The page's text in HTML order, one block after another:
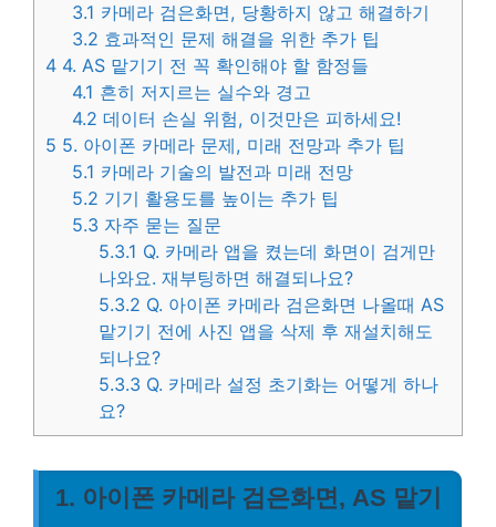
3.1 카메라 검은화면, 당황하지 않고 해결하기
3.2 효과적인 문제 해결을 위한 추가 팁
4 4. AS 맡기기 전 꼭 확인해야 할 함정들
4.1 흔히 저지르는 실수와 경고
4.2 데이터 손실 위험, 이것만은 피하세요!
5 5. 아이폰 카메라 문제, 미래 전망과 추가 팁
5.1 카메라 기술의 발전과 미래 전망
5.2 기기 활용도를 높이는 추가 팁
5.3 자주 묻는 질문
5.3.1 Q. 카메라 앱을 켰는데 화면이 검게만
나와요. 재부팅하면 해결되나요?
5.3.2 Q. 아이폰 카메라 검은화면 나올때 AS
맡기기 전에 사진 앱을 삭제 후 재설치해도
되나요?
5.3.3 Q. 카메라 설정 초기화는 어떻게 하나
요?
1. 아이폰 카메라 검은화면, AS 맡기